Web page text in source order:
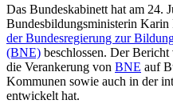
Das Bundeskabinett hat am 24.
Bundesbildungsministerin Karin
der Bundesregierung zur
(BNE) beschlossen. DerBericht
die Verankerung von BNE auf
Kommunen sowie auch in der
entwickelt hat.